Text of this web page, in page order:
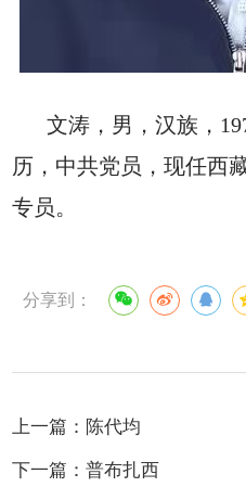
文涛，男，汉族，
历，中共党员，现任西
专员。
分享到：
上一篇： 陈代均
下一篇：普布扎西